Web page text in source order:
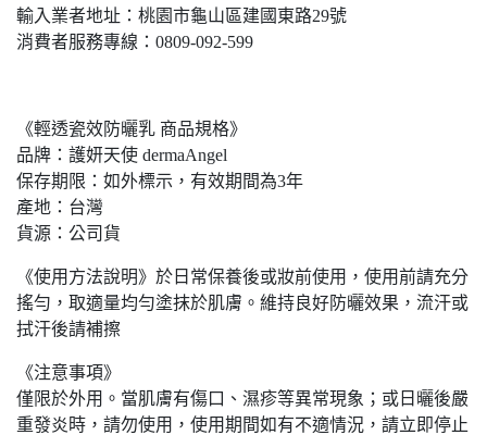
輸入業者地址：桃園市龜山區建國東路29號
消費者服務專線：0809-092-599
《輕透瓷效防曬乳 商品規格》
品牌：護妍天使 dermaAngel
保存期限：如外標示，有效期間為3年
產地：台灣
貨源：公司貨
《使用方法說明》於日常保養後或妝前使用，使用前請充分
搖勻，取適量均勻塗抹於肌膚。維持良好防曬效果，流汗或
拭汗後請補擦
《注意事項》
僅限於外用。當肌膚有傷口、濕疹等異常現象；或日曬後嚴
重發炎時，請勿使用，使用期間如有不適情況，請立即停止